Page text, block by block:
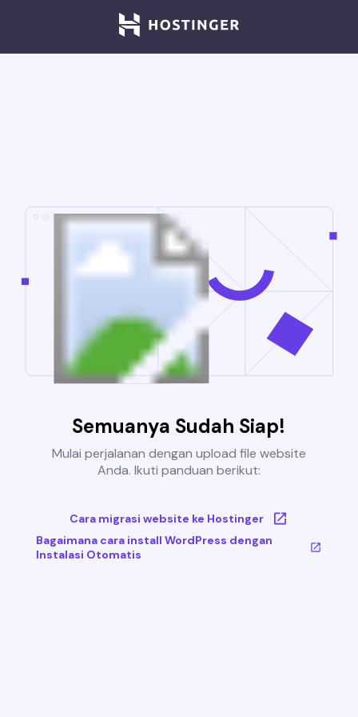
Semuanya Sudah Siap!
Mulai perjalanan dengan upload file website
Anda. Ikuti panduan berikut:
Cara migrasi website ke Hostinger
Bagaimana cara install WordPress dengan
Instalasi Otomatis